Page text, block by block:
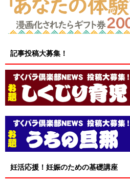
記事投稿大募集！
妊活応援！妊娠のための基礎講座